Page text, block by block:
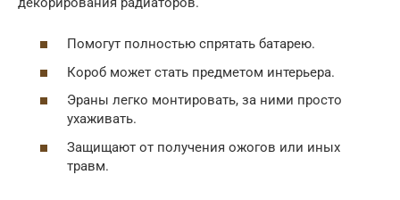
Помогут полностью спрятать батарею.
Короб может стать предметом интерьера.
Эраны легко монтировать, за ними просто
ухаживать.
Защищают от получения ожогов или иных
травм.